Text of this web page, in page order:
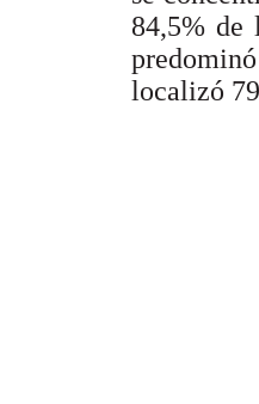
84,5% de
localizó